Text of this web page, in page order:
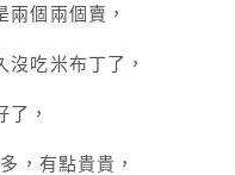
兩個兩個賣，
沒吃米布丁了，
了，
，有點貴貴，